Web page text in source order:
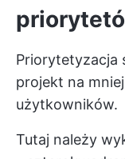
Priorytetyzacja
projekt na
użytkowników.
Tutaj należy